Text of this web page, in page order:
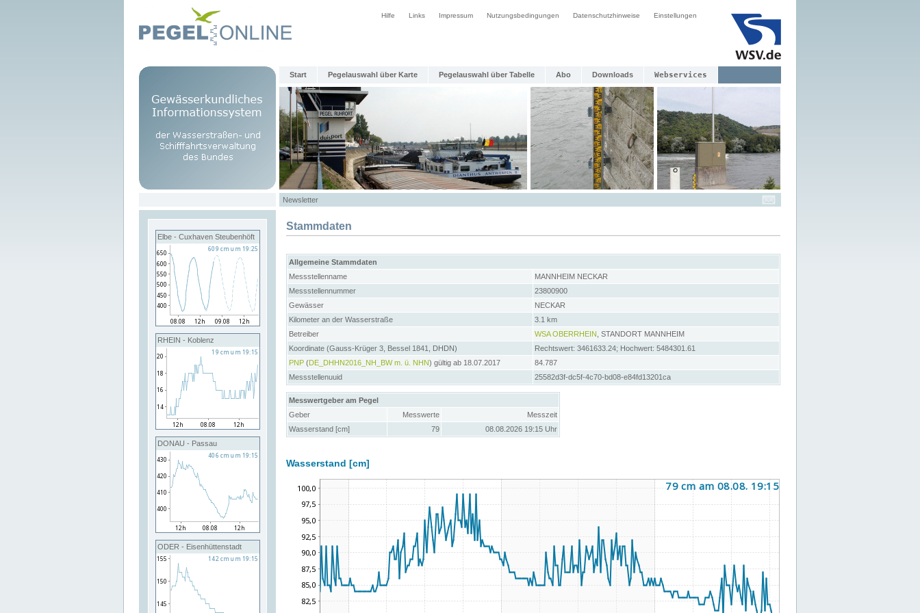
Hilfe Links Impressum Nutzungsbedingungen Datenschutzhinweise Einstellungen
Start Pegelauswahl über Karte Pegelauswahl über Tabelle Abo Downloads Webservices
Newsletter
Elbe - Cuxhaven Steubenhöft
RHEIN - Koblenz
DONAU - Passau
ODER - Eisenhüttenstadt
Stammdaten
Allgemeine Stammdaten
Messstellenname
MANNHEIM NECKAR
Messstellennummer
23800900
Gewässer
NECKAR
Kilometer an der Wasserstraße
3.1 km
Betreiber
WSA OBERRHEIN , STANDORT MANNHEIM
Koordinate (Gauss-Krüger 3, Bessel 1841, DHDN)
Rechtswert: 3461633.24; Hochwert: 5484301.61
PNP (DE_DHHN2016_NH_BW m. ü. NHN) gültig ab 18.07.2017
84.787
Messstellenuuid
25582d3f-dc5f-4c70-bd08-e84fd13201ca
Messwertgeber am Pegel
Geber
Messwerte
Messzeit
Wasserstand [cm]
79 08.08.2026 19:15 Uhr
Wasserstand [cm]